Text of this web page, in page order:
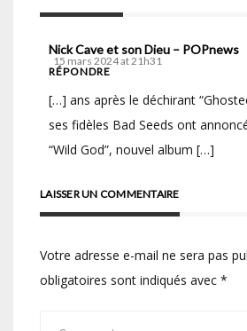
Nick Cave et son Dieu – POPnews
15 mars 2024 at 21h31
RÉPONDRE
[…] ans après le déchirant
ses fidèles Bad Seeds ont
“Wild God”, nouvel album […]
LAISSER UN COMMENTAIRE
Votre adresse e-mail ne sera pas
obligatoires sont indiqués avec *